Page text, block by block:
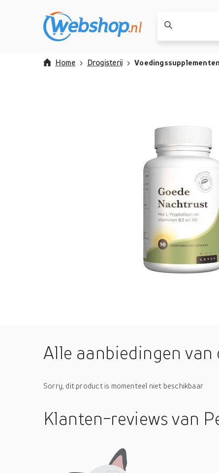
Home Drogisterij Voedingssupplementen
Alle aanbiedingen
Sorry, dit product is momenteel niet beschikbaar
Klanten-reviewsvan